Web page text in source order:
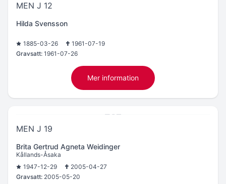
MEN J 12
Hilda Svensson
1885-03-26
1961-07-19
Gravsatt: 1961-07-26
Mer information
MEN J 19
Brita Gertrud Agneta Weidinger
Kållands-Åsaka
1947-12-29
2005-04-27
Gravsatt: 2005-05-20